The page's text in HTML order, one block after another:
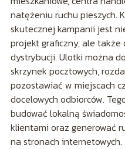
natężeniu ruchu pieszych.
skutecznej kampanii jest
projekt graficzny, ale
dystrybucji. Ulotki można
skrzynek pocztowych,
pozostawiać w miejscach
docelowych odbiorców.
budować lokalną
klientami oraz generować
na stronach internetowych.